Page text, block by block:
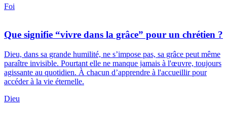
Foi
Que signifie “vivre dans la grâce” pour un chrétien ?
Dieu, dans sa grande humilité, ne s’impose pas, sa grâce peut même
paraître invisible. Pourtant elle ne manque jamais à l'œuvre, toujours
agissante au quotidien. À chacun d’apprendre à l'accueillir pour
accéder à la vie éternelle.
Dieu